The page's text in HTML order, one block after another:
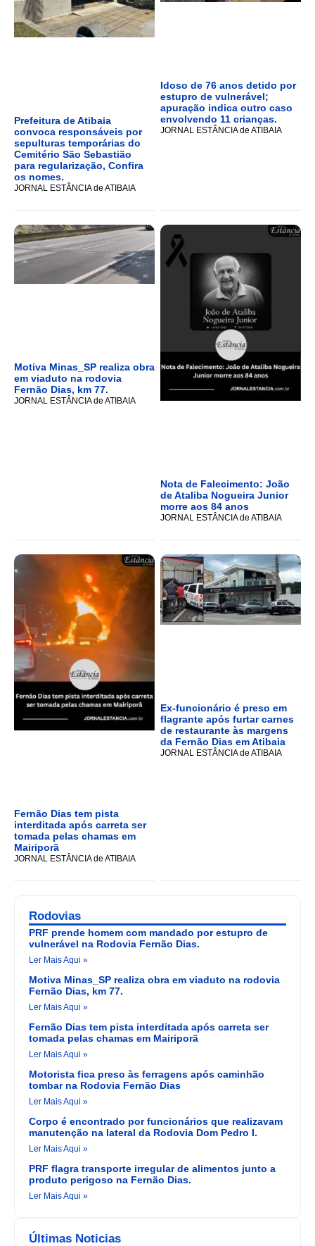
Prefeitura de Atibaia
convoca responsáveis por
sepulturas temporárias do
Cemitério São Sebastião
para regularização, Confira
os nomes.
JORNAL ESTÂNCIA de ATIBAIA
Idoso de 76 anos detido por
estupro de vulnerável;
apuração indica outro caso
envolvendo 11 crianças.
JORNAL ESTÂNCIA de ATIBAIA
Motiva Minas_SP realiza obra
em viaduto na rodovia
Fernão Dias, km 77.
JORNAL ESTÂNCIA de ATIBAIA
Nota de Falecimento: João
de Ataliba Nogueira Junior
morre aos 84 anos
JORNAL ESTÂNCIA de ATIBAIA
Fernão Dias tem pista
interditada após carreta ser
tomada pelas chamas em
Mairiporã
JORNAL ESTÂNCIA de ATIBAIA
Ex-funcionário é preso em
flagrante após furtar carnes
de restaurante às margens
da Fernão Dias em Atibaia
JORNAL ESTÂNCIA de ATIBAIA
Rodovias
PRF prende homem com mandado por estupro de
vulnerável na Rodovia Fernão Dias.
Ler Mais Aqui »
Motiva Minas_SP realiza obra em viaduto na rodovia
Fernão Dias, km 77.
Ler Mais Aqui »
Fernão Dias tem pista interditada após carreta ser
tomada pelas chamas em Mairiporã
Ler Mais Aqui »
Motorista fica preso às ferragens após caminhão
tombar na Rodovia Fernão Dias
Ler Mais Aqui »
Corpo é encontrado por funcionários que realizavam
manutenção na lateral da Rodovia Dom Pedro I.
Ler Mais Aqui »
PRF flagra transporte irregular de alimentos junto a
produto perigoso na Fernão Dias.
Ler Mais Aqui »
Últimas Noticias